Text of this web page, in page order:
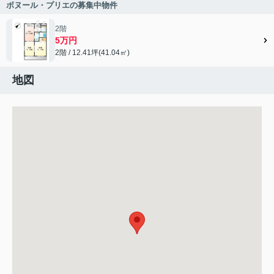
ボヌール・プリエの募集中物件
2階
5万円
2階 / 12.41坪(41.04㎡)
地図